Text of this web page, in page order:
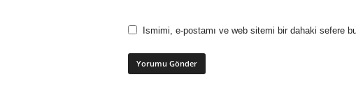
Ismimi, e-postamı ve web sitemi bir dahaki sefere